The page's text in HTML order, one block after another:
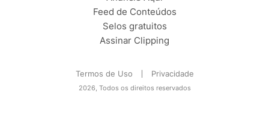
Feed de Conteúdos
Selos gratuitos
Assinar Clipping
Termos de Uso Privacidade
2026, Todos os direitos reservados